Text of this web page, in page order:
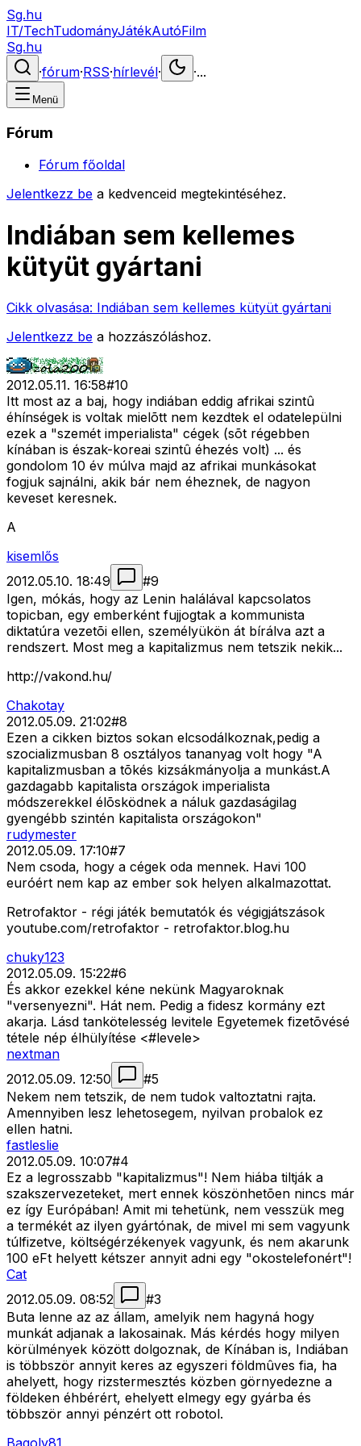
Sg.hu
IT/TechTudományJátékAutóFilm
Sg.hu
·fórum·RSS·hírlevél· ·...
Menü
Fórum
Fórum főoldal
Jelentkezz be a kedvenceid megtekintéséhez.
Indiában sem kellemes
kütyüt gyártani
Cikk olvasása: Indiában sem kellemes kütyüt gyártani
Jelentkezz be a hozzászóláshoz.
2012.05.11. 16:58#10
Itt most az a baj, hogy indiában eddig afrikai szintû
éhínségek is voltak mielõtt nem kezdtek el odatelepülni
ezek a "szemét imperialista" cégek (sõt régebben
kínában is észak-koreai szintû éhezés volt) ... és
gondolom 10 év múlva majd az afrikai munkásokat
fogjuk sajnálni, akik bár nem éheznek, de nagyon
keveset keresnek.
A
kisemlős
2012.05.10. 18:49
#9
Igen, mókás, hogy az Lenin halálával kapcsolatos
topicban, egy emberként fujjogtak a kommunista
diktatúra vezetõi ellen, személyükön át bírálva azt a
rendszert. Most meg a kapitalizmus nem tetszik nekik...
http://vakond.hu/
Chakotay
2012.05.09. 21:02#8
Ezen a cikken biztos sokan elcsodálkoznak,pedig a
szocializmusban 8 osztályos tananyag volt hogy "A
kapitalizmusban a tõkés kizsákmányolja a munkást.A
gazdagabb kapitalista országok imperialista
módszerekkel élõsködnek a náluk gazdaságilag
gyengébb szintén kapitalista országokon"
rudymester
2012.05.09. 17:10#7
Nem csoda, hogy a cégek oda mennek. Havi 100
euróért nem kap az ember sok helyen alkalmazottat.
Retrofaktor - régi játék bemutatók és végigjátszások
youtube.com/retrofaktor - retrofaktor.blog.hu
chuky123
2012.05.09. 15:22#6
És akkor ezekkel kéne nekünk Magyaroknak
"versenyezni". Hát nem. Pedig a fidesz kormány ezt
akarja. Lásd tankötelesség levitele Egyetemek fizetõvésé
tétele nép élhülyítése <#levele>
nextman
2012.05.09. 12:50
#5
Nekem nem tetszik, de nem tudok valtoztatni rajta.
Amennyiben lesz lehetosegem, nyilvan probalok ez
ellen hatni.
fastleslie
2012.05.09. 10:07#4
Ez a legrosszabb "kapitalizmus"! Nem hiába tiltják a
szakszervezeteket, mert ennek köszönhetõen nincs már
ez így Európában! Amit mi tehetünk, nem vesszük meg
a termékét az ilyen gyártónak, de mivel mi sem vagyunk
túlfizetve, költségérzékenyek vagyunk, és nem akarunk
100 eFt helyett kétszer annyit adni egy "okostelefonért"!
Cat
2012.05.09. 08:52
#3
Buta lenne az az állam, amelyik nem hagyná hogy
munkát adjanak a lakosainak. Más kérdés hogy milyen
körülmények között dolgoznak, de Kínában is, Indiában
is többször annyit keres az egyszeri földmûves fia, ha
ahelyett, hogy rizstermesztés közben görnyedezne a
földeken éhbérért, ehelyett elmegy egy gyárba és
többször annyi pénzért ott robotol.